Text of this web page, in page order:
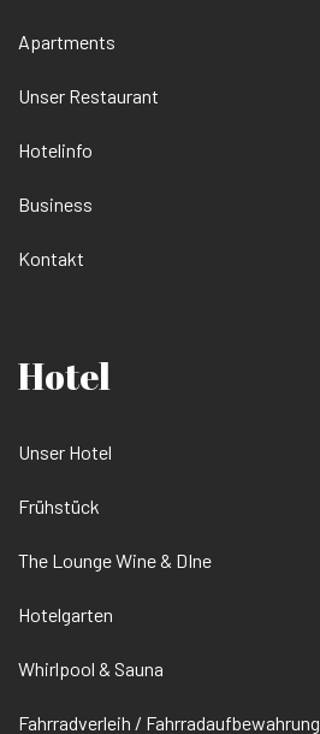
Apartments
Unser Restaurant
Hotelinfo
Business
Kontakt
Hotel
Unser Hotel
Frühstück
The Lounge Wine & DIne
Hotelgarten
Whirlpool & Sauna
Fahrradverleih / Fahrradaufbewahrung